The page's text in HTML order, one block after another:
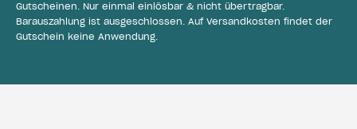
Gutscheinen. Nur einmal einlösbar & nicht übertragbar.
Barauszahlung ist ausgeschlossen. Auf Versandkosten findet der
Gutschein keine Anwendung.